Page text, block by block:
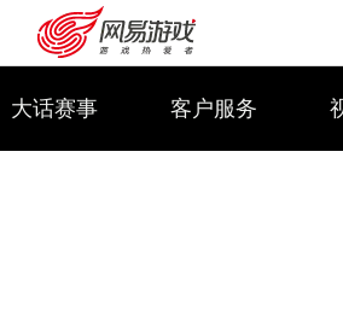
大话赛事 客户服务